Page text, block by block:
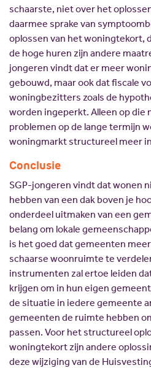
schaarste, niet over het
daarmee sprake van
oplossen van het woningtekort,
de hoge huren zijn andere
jongeren vindt dat er meer
gebouwd, maar ook dat fiscale
woningbezitters zoals de
worden ingeperkt. Alleen op die
problemen op de lange termijn
woningmarkt structureel meer
Conclusie
SGP-jongeren vindt dat wonen
hebben van een dak boven je
onderdeel uitmaken van een
belang om lokale
is het goed dat gemeenten
schaarse woonruimte te
instrumenten zal ertoe leiden
krijgen om in hun eigen
de situatie in iedere gemeente
gemeenten de ruimte hebben
passen. Voor het structureel
woningtekort zijn andere
deze wijziging van de